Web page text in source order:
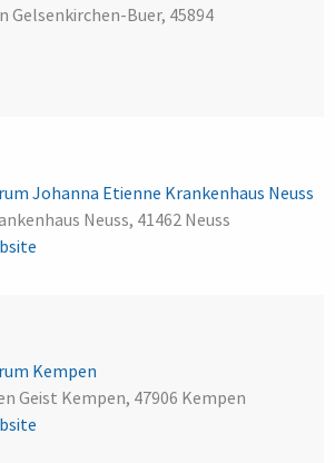
Gelsenkirchen-Buer, 45894
Johanna Etienne Krankenhaus Neuss
Neuss, 41462 Neuss
Kempen
Geist Kempen, 47906 Kempen